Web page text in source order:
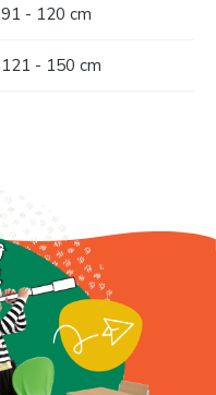
91 - 120 cm
121 - 150 cm